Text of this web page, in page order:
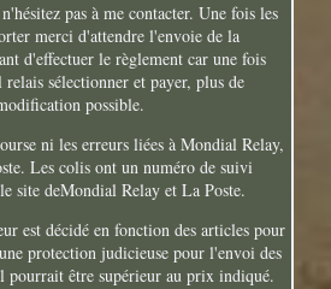
pas à me contacter. Une fois les
merci d'attendre l'envoie de la
d'effectuer le règlement car une fois
sélectionner et payer, plus de
possible.
ni les erreurs liées à Mondial Relay,
Les colis ont un numéro de suivi
site deMondial Relay et La Poste.
est décidé en fonction des articles pour
protection judicieuse pour l'envoi des
pourrait être supérieur au prix indiqué.